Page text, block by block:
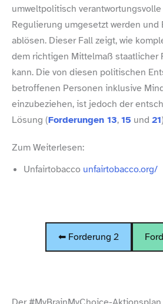
umweltpolitisch
Regulierung umgesetzt werden und
ablösen. Dieser Fall zeigt, wie
dem richtigen Mittelmaß staatlicher
kann. Die von diesen politischen
betroffenen Personen inklusive
einzubeziehen, ist jedoch der
Lösung (Forderungen 13,15 und 21
Zum Weiterlesen:
Unfairtobacco unfairtobacco​.org/
⬅ Forderung 2